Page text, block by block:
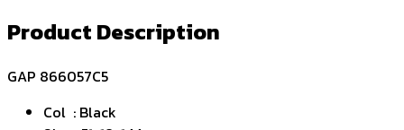
Product Description
GAP 866057C5
Col : Black